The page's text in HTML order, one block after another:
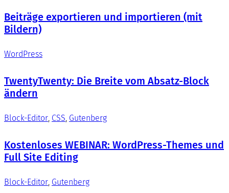
Beiträge exportieren und importieren (mit
Bildern)
WordPress
TwentyTwenty: Die Breite vom Absatz-Block
ändern
Block-Editor CSS Gutenberg
Kostenloses WEBINAR: WordPress-Themes und
Full Site Editing
Block-Editor Gutenberg